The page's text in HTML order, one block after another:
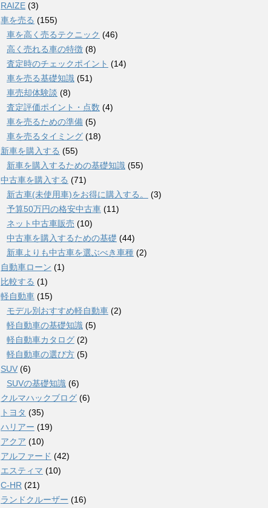
RAIZE (3)
車を売る (155)
車を高く売るテクニック (46)
高く売れる車の特徴 (8)
査定時のチェックポイント (14)
車を売る基礎知識 (51)
車売却体験談 (8)
査定評価ポイント・点数 (4)
車を売るための準備 (5)
車を売るタイミング (18)
新車を購入する (55)
新車を購入するための基礎知識 (55)
中古車を購入する (71)
新古車(未使用車)をお得に購入する。
(3)
予算50万円の格安中古車 (11)
ネット中古車販売 (10)
中古車を購入するための基礎 (44)
新車よりも中古車を選ぶべき車種 (2)
自動車ローン (1)
比較する (1)
軽自動車 (15)
モデル別おすすめ軽自動車 (2)
軽自動車の基礎知識 (5)
軽自動車カタログ (2)
軽自動車の選び方 (5)
SUV (6)
SUVの基礎知識 (6)
クルマハックブログ (6)
トヨタ (35)
ハリアー (19)
アクア (10)
アルファード (42)
エスティマ (10)
C-HR (21)
ランドクルーザー (16)